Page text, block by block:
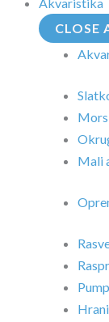
CLOSE
Mali